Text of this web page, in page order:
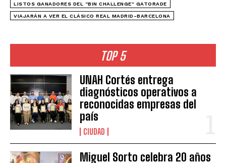
TOP 5
UNAH Cortés entrega
diagnósticos operativos a
reconocidas empresas del
país
CIUDAD
Miguel Sorto celebra 20 años
LISTOS GANADORES DEL “BIN CHALLENGE” GATORADE
VIAJARÁN A VER EL CLÁSICO REAL MADRID-BARCELONA